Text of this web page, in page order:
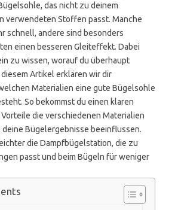
das nicht zu deinem
verwendeten Stoffen passt. Manche
schnell, andere sind besonders
einen besseren Gleiteffekt. Dabei
zu wissen, worauf du überhaupt
Artikel erklären wir dir
Materialien eine gute Bügelsohle
So bekommst du einen klaren
die verschiedenen Materialien
deine Bügelergebnisse beeinflussen.
die Dampfbügelstation, die zu
passt und beim Bügeln für weniger